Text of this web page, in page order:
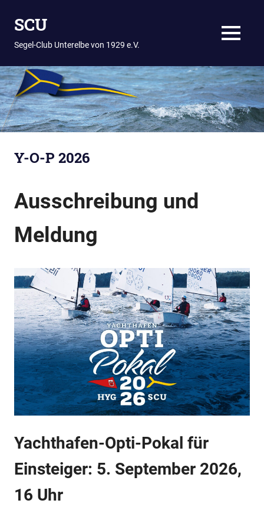
InhaltSCU
Segel-Club Unterelbe von 1929 e.V. MENÜ
Y-O-P 2026
Ausschreibung und
Meldung
Yachthafen-Opti-Pokal für
Einsteiger: 5. September 2026,
16 Uhr